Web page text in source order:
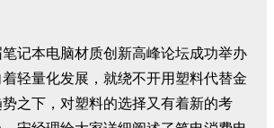
轻量化发展，就绕不开用塑料代替金
之下，对塑料的选择又有着新的考